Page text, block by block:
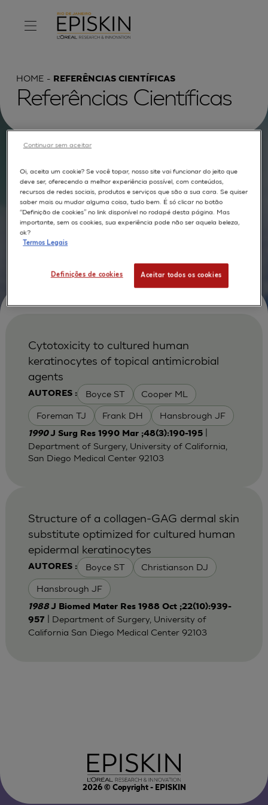
HOME REFERÊNCIAS CIENTÍFICAS
Referências Científicas
TEXTO COMPLETO MODELOS APLICAÇÕES
AUTORES
AUTORES : Boyce ST Cooper ML
Foreman TJ Frank DH Hansbrough JF
Cytotoxicity to cultured human
keratinocytes of topical antimicrobial
agents
1990J Surg Res 1990 Mar ;48(3):190-195|
Department of Surgery, University of California,
San Diego Medical Center 92103
AUTORES : Boyce ST Christianson DJ
Hansbrough JF
Structure of a collagen-GAG dermal skin
substitute optimized for cultured human
epidermal keratinocytes
1988J Biomed Mater Res 1988 Oct ;22(10):939-
957
| Department of Surgery, University of
California San Diego Medical Center 92103
2026© Copyright - EPISKIN
Oi, aceita um cookie? Se você topar, nosso site vai funcionar do jeito que
deve ser, oferecendo a melhor experiência possível, com conteúdos,
recursos de redes sociais, produtos e serviços que são a sua cara. Se quiser
saber mais ou mudar alguma coisa, tudo bem. É só clicar no botão
“Definição de cookies” no link disponível no rodapé desta página. Mas
importante, sem os cookies, sua experiência pode não ser aquela beleza,
ok?
Termos Legais
Definições de cookies Aceitar todos os cookies
Continuar sem aceitar